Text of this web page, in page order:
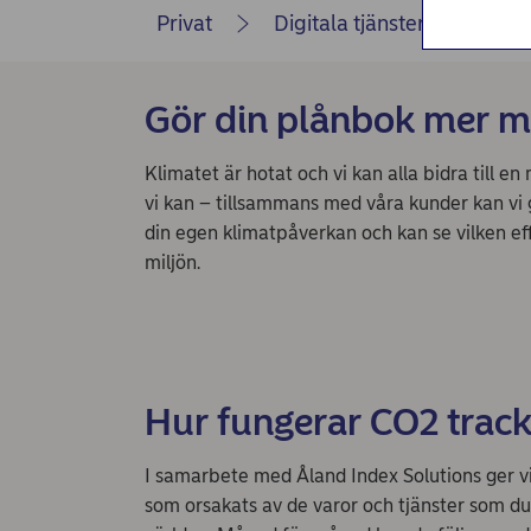
Privat Digitala tjänster
Gör din plånbok mer
Klimatet är hotat och vi kan alla bidra till en
vi kan – tillsammans med våra kunder kan
din egen klimatpåverkan och kan se vilken
miljön.
Hur fungerar CO2
I samarbete med Åland Index Solutions
som orsakats av de varor och tjänster som